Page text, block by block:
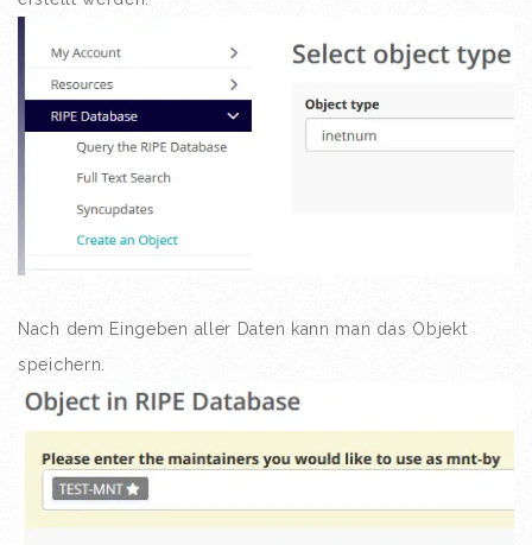
Nach dem Eingeben aller Daten kann man das Objekt
speichern.